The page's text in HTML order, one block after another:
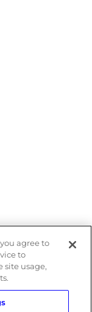
agree to
to
site usage,